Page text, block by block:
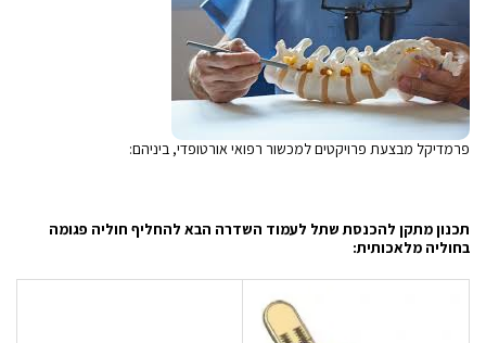
פרמדיקל מבצעת פרויקטים למכשור רפואי אורטופדי, ביניהם:
תכנון מתקן להכנסת שתל לעמוד השדרה הבא להחליף חוליה פגומה
בחוליה מלאכותית: